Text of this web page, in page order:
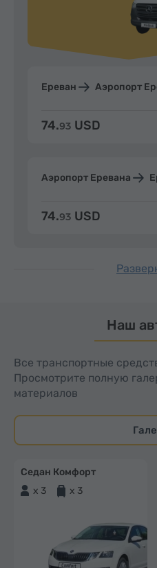
Ереван Аэропорт
74.93 USD
Аэропорт Еревана
74.93 USD
Наш
Все транспортные
Просмотрите полную
материалов
Седан Комфорт
x 3
x 3